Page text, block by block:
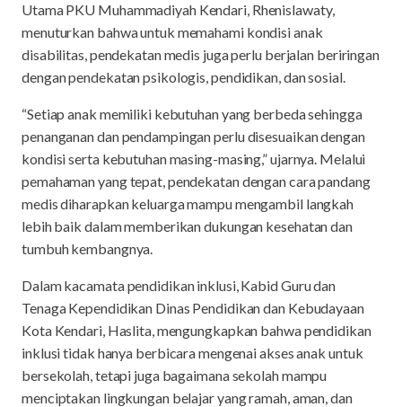
Utama PKU Muhammadiyah Kendari, Rhenislawaty,
menuturkan bahwa untuk memahami kondisi anak
disabilitas, pendekatan medis juga perlu berjalan beriringan
dengan pendekatan psikologis, pendidikan, dan sosial.
“Setiap anak memiliki kebutuhan yang berbeda sehingga
penanganan dan pendampingan perlu disesuaikan dengan
kondisi serta kebutuhan masing-masing,” ujarnya. Melalui
pemahaman yang tepat, pendekatan dengan cara pandang
medis diharapkan keluarga mampu mengambil langkah
lebih baik dalam memberikan dukungan kesehatan dan
tumbuh kembangnya.
Dalam kacamata pendidikan inklusi, Kabid Guru dan
Tenaga Kependidikan Dinas Pendidikan dan Kebudayaan
Kota Kendari, Haslita, mengungkapkan bahwa pendidikan
inklusi tidak hanya berbicara mengenai akses anak untuk
bersekolah, tetapi juga bagaimana sekolah mampu
menciptakan lingkungan belajar yang ramah, aman, dan